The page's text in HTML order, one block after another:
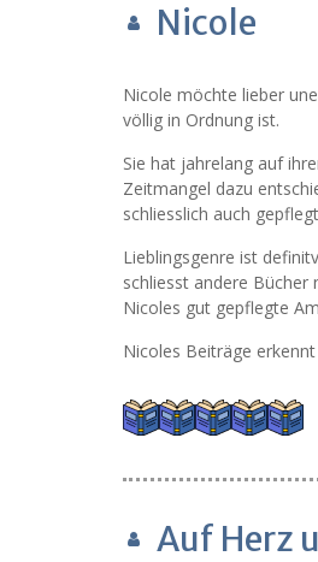
Nicole
Nicole möchte lieber
völlig in Ordnung ist.
Sie hat jahrelang auf
Zeitmangel dazu
schliesslich auch
Lieblingsgenre ist
schliesst andere
Nicoles gut gepflegte
Nicoles Beiträge
Auf Herz